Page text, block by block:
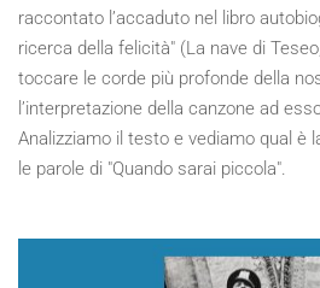
raccontato l’accaduto nel libro
ricerca della felicità" (La nave di
toccare le corde più profonde della
l’interpretazione della canzone ad
Analizziamo il testo e vediamo qual è
le parole di "Quando sarai piccola".